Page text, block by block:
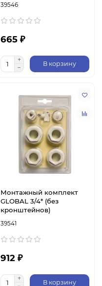
39546
665 ₽
В корзину
Монтажный комплект
GLOBAL 3/4* (без
кронштейнов)
39541
912 ₽
В корзину